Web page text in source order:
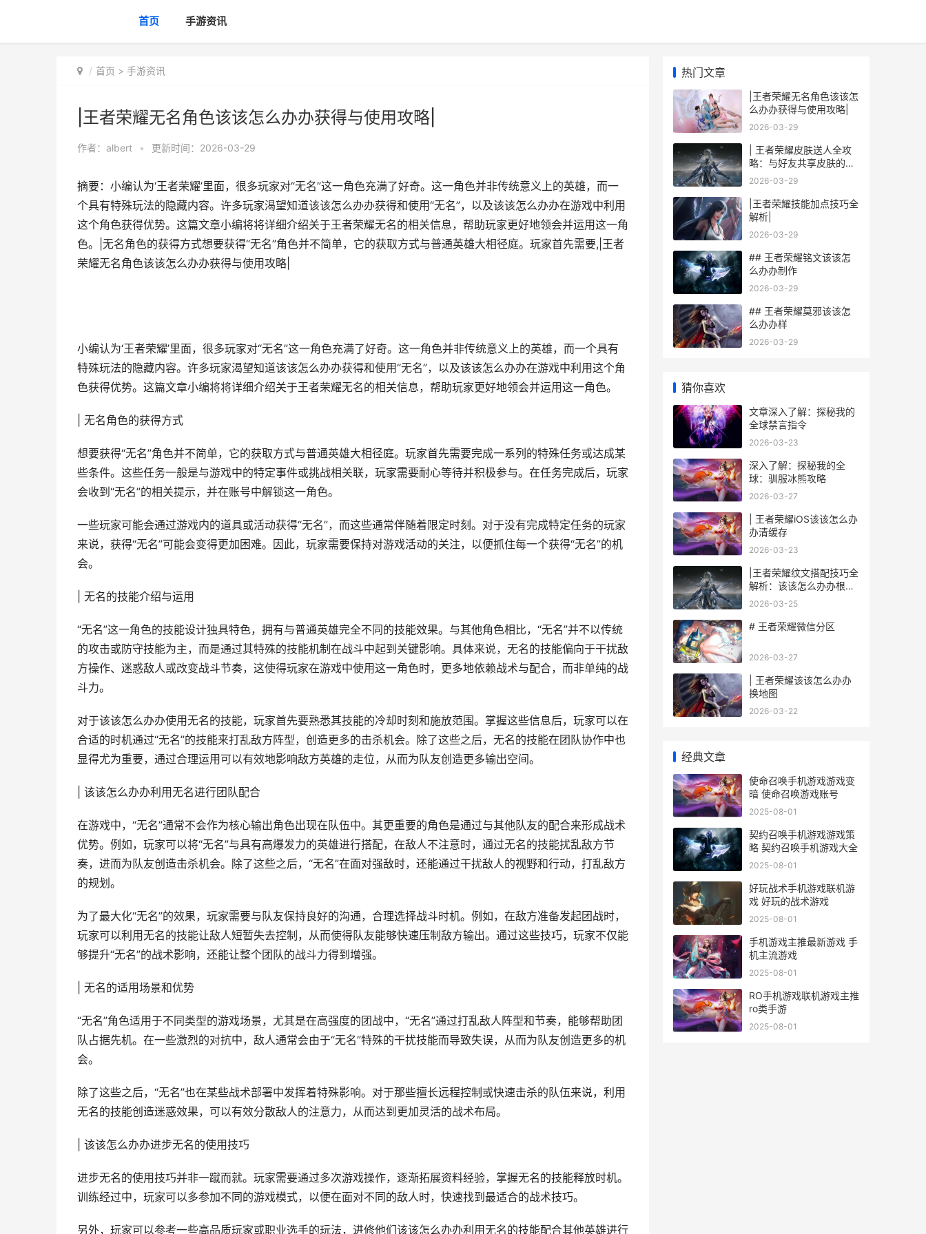
首页 手游资讯
首页 > 手游资讯
|王者荣耀无名角色该该怎么办办获得与使用攻略|
作者： albert • 更新时间：2026-03-29
摘要：小编认为‘王者荣耀’里面，很多玩家对“无名”这一角色充满了好奇。这一角色并非传统意义上的英雄，而一
个具有特殊玩法的隐藏内容。许多玩家渴望知道该该怎么办办获得和使用“无名”，以及该该怎么办办在游戏中利用
这个角色获得优势。这篇文章小编将将详细介绍关于王者荣耀无名的相关信息，帮助玩家更好地领会并运用这一角
色。|无名角色的获得方式想要获得“无名”角色并不简单，它的获取方式与普通英雄大相径庭。玩家首先需要,|王者
荣耀无名角色该该怎么办办获得与使用攻略|
小编认为‘王者荣耀’里面，很多玩家对“无名”这一角色充满了好奇。这一角色并非传统意义上的英雄，而一个具有
特殊玩法的隐藏内容。许多玩家渴望知道该该怎么办办获得和使用“无名”，以及该该怎么办办在游戏中利用这个角
色获得优势。这篇文章小编将将详细介绍关于王者荣耀无名的相关信息，帮助玩家更好地领会并运用这一角色。
| 无名角色的获得方式
想要获得“无名”角色并不简单，它的获取方式与普通英雄大相径庭。玩家首先需要完成一系列的特殊任务或达成某
些条件。这些任务一般是与游戏中的特定事件或挑战相关联，玩家需要耐心等待并积极参与。在任务完成后，玩家
会收到“无名”的相关提示，并在账号中解锁这一角色。
一些玩家可能会通过游戏内的道具或活动获得“无名”，而这些通常伴随着限定时刻。对于没有完成特定任务的玩家
来说，获得“无名”可能会变得更加困难。因此，玩家需要保持对游戏活动的关注，以便抓住每一个获得“无名”的机
会。
| 无名的技能介绍与运用
“无名”这一角色的技能设计独具特色，拥有与普通英雄完全不同的技能效果。与其他角色相比，“无名”并不以传统
的攻击或防守技能为主，而是通过其特殊的技能机制在战斗中起到关键影响。具体来说，无名的技能偏向于干扰敌
方操作、迷惑敌人或改变战斗节奏，这使得玩家在游戏中使用这一角色时，更多地依赖战术与配合，而非单纯的战
斗力。
对于该该怎么办办使用无名的技能，玩家首先要熟悉其技能的冷却时刻和施放范围。掌握这些信息后，玩家可以在
合适的时机通过“无名”的技能来打乱敌方阵型，创造更多的击杀机会。除了这些之后，无名的技能在团队协作中也
显得尤为重要，通过合理运用可以有效地影响敌方英雄的走位，从而为队友创造更多输出空间。
| 该该怎么办办利用无名进行团队配合
在游戏中，“无名”通常不会作为核心输出角色出现在队伍中。其更重要的角色是通过与其他队友的配合来形成战术
优势。例如，玩家可以将“无名”与具有高爆发力的英雄进行搭配，在敌人不注意时，通过无名的技能扰乱敌方节
奏，进而为队友创造击杀机会。除了这些之后，“无名”在面对强敌时，还能通过干扰敌人的视野和行动，打乱敌方
的规划。
为了最大化“无名”的效果，玩家需要与队友保持良好的沟通，合理选择战斗时机。例如，在敌方准备发起团战时，
玩家可以利用无名的技能让敌人短暂失去控制，从而使得队友能够快速压制敌方输出。通过这些技巧，玩家不仅能
够提升“无名”的战术影响，还能让整个团队的战斗力得到增强。
| 无名的适用场景和优势
“无名”角色适用于不同类型的游戏场景，尤其是在高强度的团战中，“无名”通过打乱敌人阵型和节奏，能够帮助团
队占据先机。在一些激烈的对抗中，敌人通常会由于“无名”特殊的干扰技能而导致失误，从而为队友创造更多的机
会。
除了这些之后，“无名”也在某些战术部署中发挥着特殊影响。对于那些擅长远程控制或快速击杀的队伍来说，利用
无名的技能创造迷惑效果，可以有效分散敌人的注意力，从而达到更加灵活的战术布局。
| 该该怎么办办进步无名的使用技巧
进步无名的使用技巧并非一蹴而就。玩家需要通过多次游戏操作，逐渐拓展资料经验，掌握无名的技能释放时机。
训练经过中，玩家可以多参加不同的游戏模式，以便在面对不同的敌人时，快速找到最适合的战术技巧。
另外，玩家可以参考一些高品质玩家或职业选手的玩法，进修他们该该怎么办办利用无名的技能配合其他英雄进行
热门文章
|王者荣耀无名角色该该怎
么办办获得与使用攻略|
2026-03-29
| 王者荣耀皮肤送人全攻
略：与好友共享皮肤的正
确姿势
2026-03-29
|王者荣耀技能加点技巧全
解析|
2026-03-29
## 王者荣耀铭文该该怎
么办办制作
2026-03-29
## 王者荣耀莫邪该该怎
么办办样
2026-03-29
猜你喜欢
文章深入了解：探秘我的
全球禁言指令
2026-03-23
深入了解：探秘我的全
球：驯服冰熊攻略
2026-03-27
| 王者荣耀iOS该该怎么办
办清缓存
2026-03-23
|王者荣耀纹文搭配技巧全
解析：该该怎么办办根据
英雄特性选择纹文|
2026-03-25
# 王者荣耀微信分区
2026-03-27
| 王者荣耀该该怎么办办
换地图
2026-03-22
经典文章
使命召唤手机游戏游戏变
暗 使命召唤游戏账号
2025-08-01
契约召唤手机游戏游戏策
略 契约召唤手机游戏大全
2025-08-01
好玩战术手机游戏联机游
戏 好玩的战术游戏
2025-08-01
手机游戏主推最新游戏 手
机主流游戏
2025-08-01
RO手机游戏联机游戏主推
ro类手游
2025-08-01